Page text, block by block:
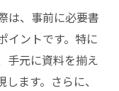
は、事前に必要書
イントです。特に
手元に資料を揃え
ます。さらに、